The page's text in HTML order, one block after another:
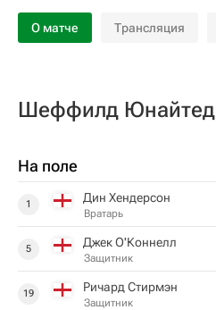
О матче Трансляция
Шеффилд Юнайтед
На поле
1 Дин Хендерсон
Вратарь
5 Джек О'Коннелл
Защитник
19 Ричард Стирмэн
Защитник